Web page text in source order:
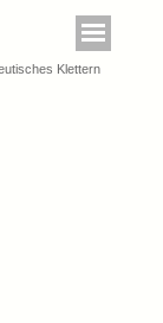
Klettern